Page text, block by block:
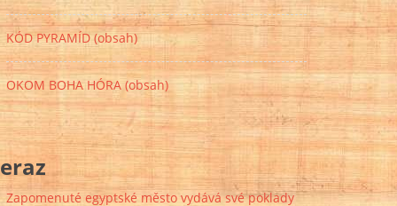
KÓD PYRAMÍD (obsah)
OKOM BOHA HÓRA (obsah)
Zapomenuté egyptské město vydává své poklady